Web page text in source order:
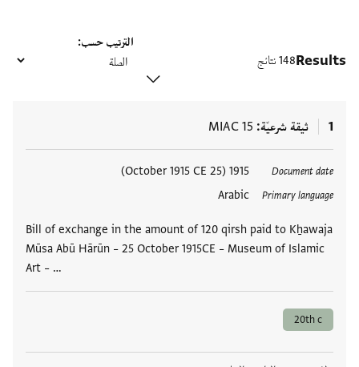
Results148 نتائج
الترتيب حسب
1 ثيقة شرعيّة MIAC 15
Document date
1915 (25 October 1915 CE)
Primary language
Arabic
Bill of exchange in the amount of 120 qirsh paid to Kẖawaja
Mūsa Abū Hārūn – 25 October 1915CE – Museum of Islamic
Art – …
العلامات
20th c